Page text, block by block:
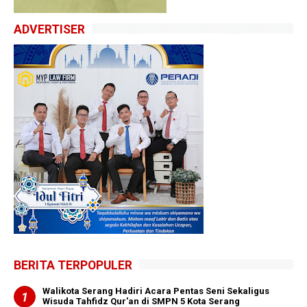
ADVERTISER
BERITA TERPOPULER
Walikota Serang Hadiri Acara Pentas Seni Sekaligus
Wisuda Tahfidz Qur'an di SMPN 5 Kota Serang